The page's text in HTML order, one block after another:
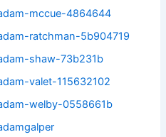
mccue-4864644
ratchman-5b904719
shaw-73b231b
valet-115632102
welby-0558661b